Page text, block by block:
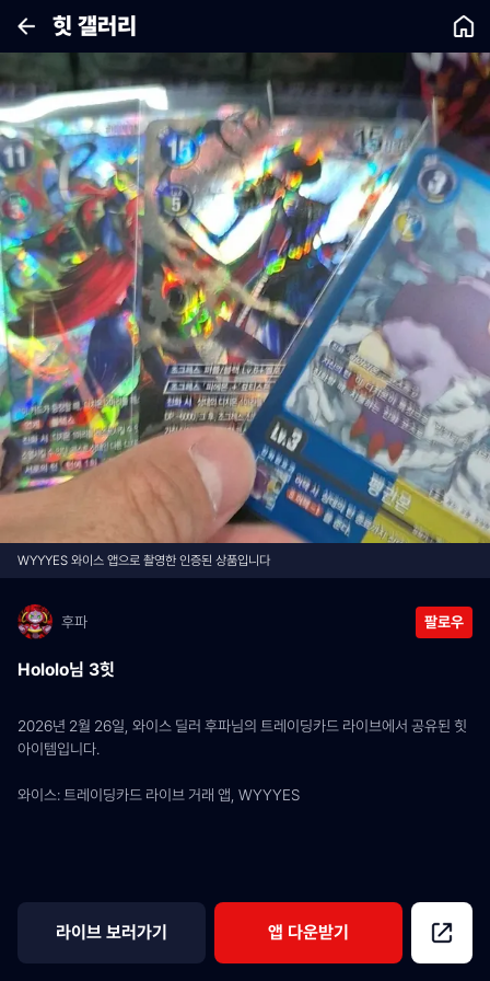
힛 갤러리
WYYYES 와이스 앱으로 촬영한 인증된 상품입니다
후파 팔로우
Hololo님 3힛
2026년 2월 26일, 와이스 딜러 후파님의 트레이딩카드 라이브에서 공유된 힛
아이템입니다.
와이스: 트레이딩카드 라이브 거래 앱, WYYYES
라이브 보러가기 앱 다운받기